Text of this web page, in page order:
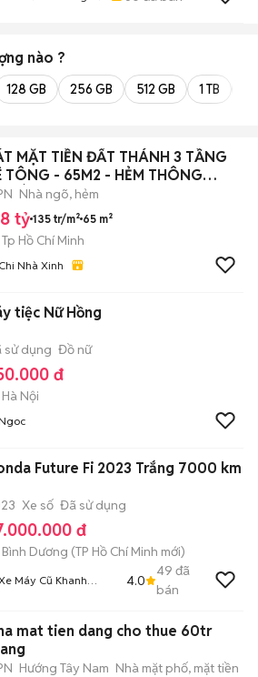
nào ?
128 GB 256 GB 512 GB 1 TB
MẶT TIỀN ĐẤT THÁNH 3 TẦNG
TÔNG - 65M2 - HẺM THÔNG
- 4PN
Nhà ngõ, hẻm
tỷ135 tr/m² 65 m²
Tp Hồ Chí Minh
Nhà Xinh
tiệc Nữ Hồng
sử dụng Đồ nữ
đ
Hà Nội
Future Fi 2023 Trắng 7000 km
Xe số Đã sử dụng
đ
Bình Dương (TP Hồ Chí Minh mới)
Máy Cũ Khanh
4.0
49 đã
bán
mat tien dang cho thue 60tr
Hướng Tây Nam Nhà mặt phố, mặt tiền